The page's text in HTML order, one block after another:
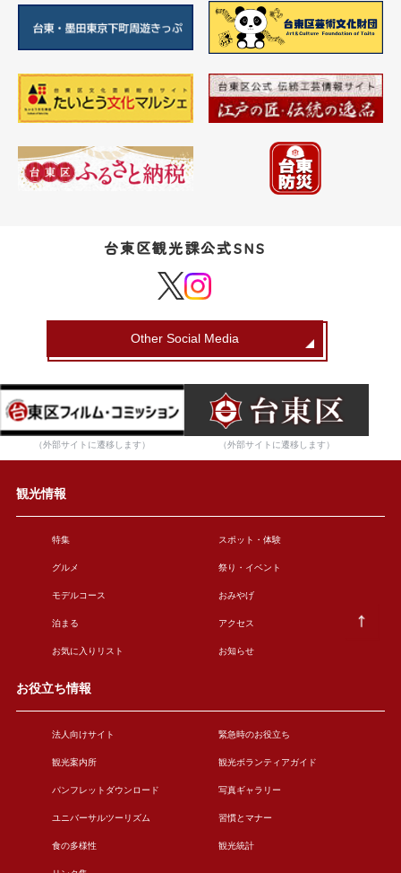
台東区観光課公式SNS
Other Social Media
（外部サイトに遷移します） （外部サイトに遷移します）
観光情報
特集 スポット・体験
グルメ 祭り・イベント
モデルコース おみやげ
泊まる アクセス
お気に入りリスト お知らせ
お役立ち情報
法人向けサイト 緊急時のお役立ち
観光案内所 観光ボランティアガイド
パンフレットダウンロード 写真ギャラリー
ユニバーサルツーリズム 習慣とマナー
食の多様性 観光統計